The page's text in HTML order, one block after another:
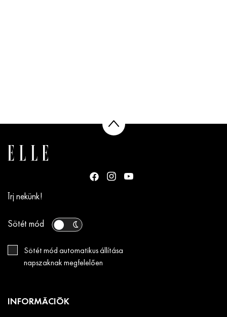
Írj nekünk!
Sötét mód
Sötét mód automatikus állítása
napszaknak megfelelően
INFORMÁCIÓK